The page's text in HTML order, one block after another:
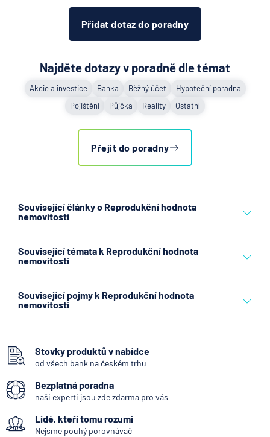
Přidat dotaz do poradny
Najděte dotazy v poradně dle témat
Akcie a investice Banka Běžný účet
Hypoteční poradna
Pojištění
Půjčka Reality Ostatní
Přejít do poradny
Související články o Reprodukční hodnota
nemovitosti
nákup a prodej bitcoinu
Když rozhoduje stres: nové
6.8.2026
Partners Banka spouští
Související témata k Reprodukční hodnota
nemovitosti
Související pojmy k Reprodukční hodnota
nemovitosti
Majetkové pojištění
Pojistná událost
Pojištění
Denní odškodné
Doklad o pojištění
Stovky produktů v nabídce
od všech bank na českém trhu
Bezplatná poradna
naši experti jsou zde zdarma pro vás
Lidé, kteří tomu rozumí
Nejsme pouhý porovnávač